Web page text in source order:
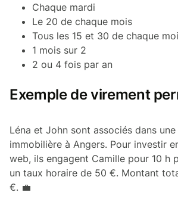
Chaque mardi
Le 20 de chaque mois
Tous les 15 et 30 de chaque
1 mois sur 2
2 ou 4 fois par an
Exemple de virement
Léna et John sont associés dans
immobilière à Angers. Pour investir
web, ils engagent Camille pour 10 h
un taux horaire de 50 €. Montant
€. 💼